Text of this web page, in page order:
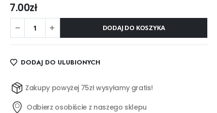
7.00zł
DODAJ DO KOSZYKA
DODAJ DO ULUBIONYCH
Zakupy powyżej 75zł wysyłamy gratis!
Odbierz osobiście z naszego sklepu